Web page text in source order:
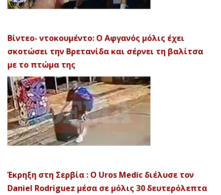
Βίντεο- ντοκουμέντο: Ο Αφγανός μόλις έχει
σκοτώσει την Βρετανίδα και σέρνει τη βαλίτσα
με το πτώμα της
Έκρηξη στη Σερβία : Ο Uros Medic διέλυσε τον
Daniel Rodriguez μέσα σε μόλις 30 δευτερόλεπτα